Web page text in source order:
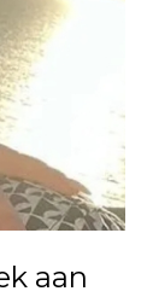
aan